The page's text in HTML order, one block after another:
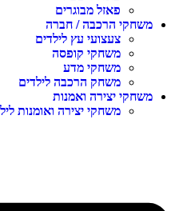
פאזל מבוגרים
הרכבה / חברה
צעצועי עץ לילדים
משחקי קופסה
משחקי מדע
משחק הרכבה לילדים
יצירה ואמנות
משחקי יצירה ואומנות לילדים